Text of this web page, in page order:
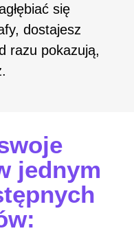
się
dostajesz
razu pokazują,
jednym